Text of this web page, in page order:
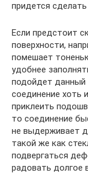
придется
Если предстоит
поверхности,
помешает
удобнее
подойдет данный
соединение хоть
приклеить
то соединение
не выдерживает
такой же как
подвергаться
радовать долгое